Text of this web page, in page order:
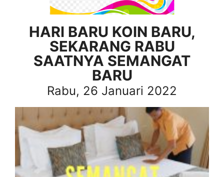
HARI BARU KOIN BARU,
SEKARANG RABU
SAATNYA SEMANGAT
BARU
Rabu, 26 Januari 2022